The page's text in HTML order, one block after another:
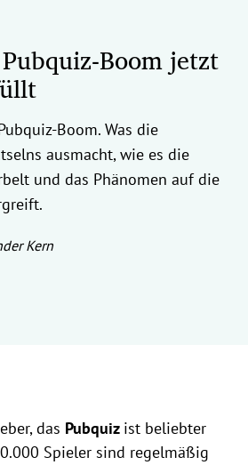
Boom jetzt
Boom. Was die
ausmacht, wie es die
und das Phänomen auf die
Kern
das Pubquiz ist beliebter
Spieler sind regelmäßig